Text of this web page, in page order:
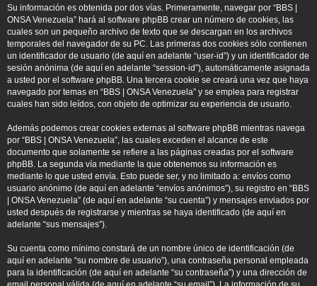
Su información es obtenida por dos vías. Primeramente, navegar por “BBS |
ONSA Venezuela” hará al software phpBB crear un número de cookies, las
cuales son un pequeño archivo de texto que se descargan en los archivos
temporales del navegador de su PC. Las primeras dos cookies sólo contienen
un identificador de usuario (de aquí en adelante “user-id”) y un identificador de
sesión anónima (de aquí en adelante “session-id”), automáticamente asignada
a usted por el software phpBB. Una tercera cookie se creará una vez que haya
navegado por temas en “BBS | ONSA Venezuela” y se emplea para registrar
cuales han sido leídos, con objeto de optimizar su experiencia de usuario.
Además podemos crear cookies externas al software phpBB mientras navega
por “BBS | ONSA Venezuela”, las cuales exceden el alcance de este
documento que solamente se refiere a las páginas creadas por el software
phpBB. La segunda vía mediante la que obtenemos su información es
mediante lo que usted envía. Esto puede ser, y no limitado a: envíos como
usuario anónimo (de aquí en adelante “envíos anónimos”), su registro en “BBS
| ONSA Venezuela” (de aquí en adelante “su cuenta”) y mensajes enviados por
usted después de registrarse y mientras se haya identificado (de aquí en
adelante “sus mensajes”).
Su cuenta como mínimo constará de un nombre único de identificación (de
aquí en adelante “su nombre de usuario”), una contraseña personal empleada
para la identificación (de aquí en adelante “su contraseña”) y una dirección de